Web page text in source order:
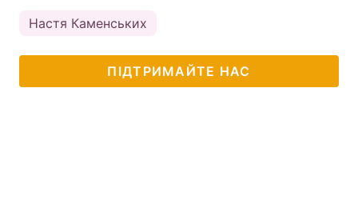
Настя Каменських
ПІДТРИМАЙТЕ НАС